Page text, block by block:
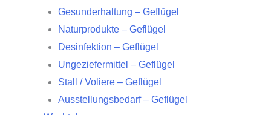
Gesunderhaltung – Geflügel
Naturprodukte – Geflügel
Desinfektion – Geflügel
Ungeziefermittel – Geflügel
Stall / Voliere – Geflügel
Ausstellungsbedarf – Geflügel